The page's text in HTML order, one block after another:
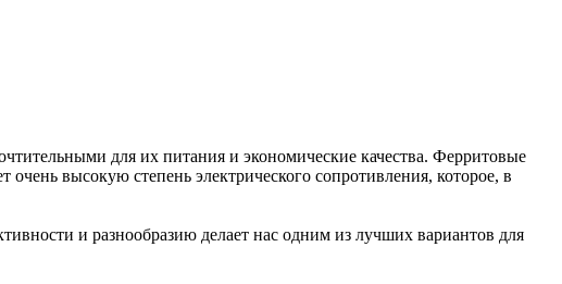
для их питания и экономические качества. Ферритовые
высокую степень электрического сопротивления, которое, в
и разнообразию делает нас одним из лучших вариантов для